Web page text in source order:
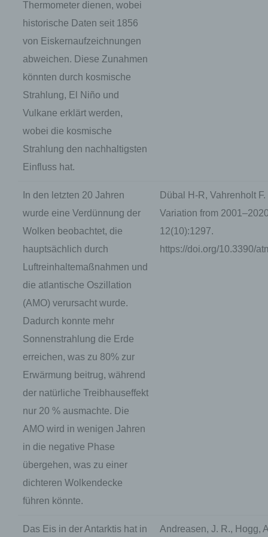
Thermometer dienen, wobei
historische Daten seit 1856
von Eiskernaufzeichnungen
abweichen. Diese Zunahmen
könnten durch kosmische
Strahlung, El Niño und
Vulkane erklärt werden,
wobei die kosmische
Strahlung den nachhaltigsten
Einfluss hat.
In den letzten 20 Jahren
wurde eine Verdünnung der
Wolken beobachtet, die
hauptsächlich durch
Luftreinhaltemaßnahmen und
die atlantische Oszillation
(AMO) verursacht wurde.
Dadurch konnte mehr
Sonnenstrahlung die Erde
erreichen, was zu 80% zur
Erwärmung beitrug, während
der natürliche Treibhauseffekt
nur 20 % ausmachte. Die
AMO wird in wenigen Jahren
in die negative Phase
übergehen, was zu einer
dichteren Wolkendecke
führen könnte.
Dübal H-R, Vahrenholt
Variation from
12(10):1297.
https://doi.org/10.3390/
Das Eis in der Antarktis hat in Andreasen, J. R., Hogg,
Bei der Nutzung dieser allgemeinen Daten und
werden vielmehr benötigt, um (1) die Inhalte
auszuliefern, (2) die Inhalte unserer Internetseite
informationstechnologischen Systeme und der
Internetseite zu gewährleisten sowie (4) um
Falle eines Cyberangriffes die zur Strafverfolgung
Informationen bereitzustellen. Diese anonym
Informationen werden durch uns daher einerseits
unserem Unternehmen zu erhöhen, um letztlich ein
Schutzniveau für die von uns verarbeiteten
Daten gespeichert.
Die betroffene Person hat die Möglichkeit, sich auf
die Verarbeitung Verantwortlichen unter Angabe
Daten zu registrieren. Welche personenbezogenen
die Verarbeitung Verantwortlichen übermittelt
von der betroffenen Person eingegebenen
werden ausschließlich für die interne Verwendung
Verarbeitung Verantwortlichen und für eigene
gespeichert. Der für die Verarbeitung
Paketdienstleister, veranlassen, der die
ebenfalls ausschließlich für eine interne
Verarbeitung Verantwortlichen zuzurechnen ist,
Durch eine Registrierung auf der Internetseite des
betroffenen Person vergebene IP-Adresse, das
der Registrierung gespeichert. Die Speicherung
dem Hintergrund, dass nur so der Missbrauch
werden kann, und diese Daten im Bedarfsfall
Straftaten aufzuklären. Insofern ist die Speicherung
Weitergabe dieser Daten an Dritte erfolgt
Strafverfolgung dient.